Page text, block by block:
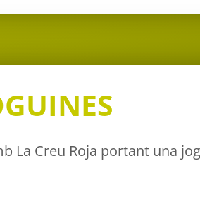
La Creu Roja portant una